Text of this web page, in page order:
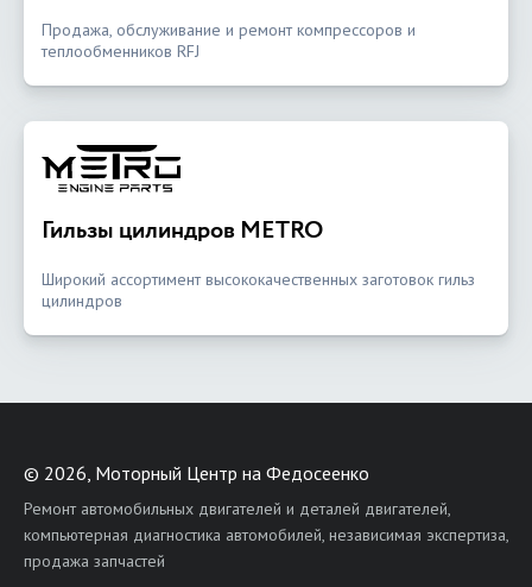
Продажа, обслуживание и ремонт компрессоров и
теплообменников RFJ
Гильзы цилиндров METRO
Широкий ассортимент высококачественных заготовок гильз
цилиндров
© 2026, Моторный Центр на Федосеенко
Ремонт автомобильных двигателей и деталей двигателей,
компьютерная диагностика автомобилей, независимая экспертиза,
продажа запчастей